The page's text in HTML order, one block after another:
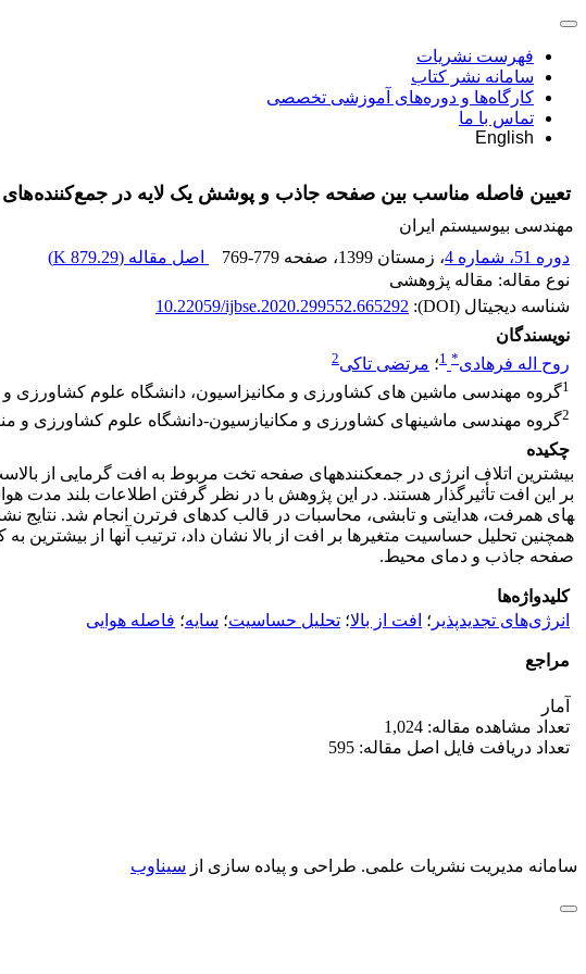
فهرست نشریات
سامانه نشر کتاب
کارگاه‌ها و دوره‌های آموزشی تخصصی
تماس با ما
English
تعیین فاصله مناسب بین صفحه جاذب و پوشش یک لایه در
مهندسی بیوسیستم ایران
دوره 51، شماره 4
، زمستان 1399 ، صفحه 769-779 اصل مقاله (879.29 K
)
نوع مقاله: مقاله پژوهشی
شناسه دیجیتال (DOI):
10.22059/ijbse.2020.299552.665292
نویسندگان
روح اله فرهادی*
1؛ مرتضی تاکی2
1گروه مهندسی ماشین های کشاورزی و مکانیزاسیون، دانشگاه علوم کشاورزی و
2گروه مهندسی ماشینهای کشاورزی و مکانیازسیون-دانشگاه علوم کشاورزی و
چکیده
بیشترین اتلاف انرژی در جمع­کننده­های صفحه تخت مربوط به افت گرمایی از
همچنین تحلیل حساسیت متغیرها بر افت از بالا نشان داد، ترتیب آنها از
صفحه جاذب و دمای محیط.
کلیدواژه‌ها
انرژی‌های تجدیدپذیر ؛ افت از بالا؛ تحلیل حساسیت؛ سایه؛ فاصله هوایی
مراجع
آمار
تعداد مشاهده مقاله: 1,024
تعداد دریافت فایل اصل مقاله: 595
سامانه مدیریت نشریات علمی. طراحی و پیاده سازی از سیناوب